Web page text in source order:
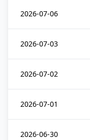
2026-07-06
2026-07-03
2026-07-02
2026-07-01
2026-06-30